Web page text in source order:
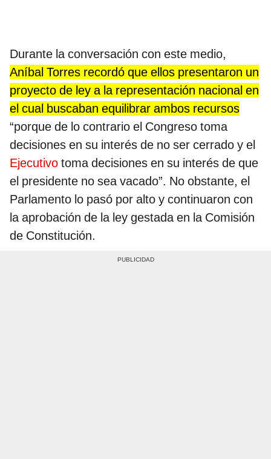
Durante la conversación con este medio,
Aníbal Torres recordó que ellos presentaron un
proyecto de ley a la representación nacional en
el cual buscaban equilibrar ambos recursos
“porque de lo contrario el Congreso toma
decisiones en su interés de no ser cerrado y el
Ejecutivo toma decisiones en su interés de que
el presidente no sea vacado”. No obstante, el
Parlamento lo pasó por alto y continuaron con
la aprobación de la ley gestada en la Comisión
de Constitución.